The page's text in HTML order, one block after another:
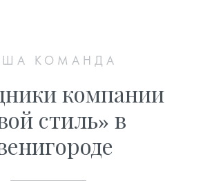
КОМАНДА
компании
стиль» в